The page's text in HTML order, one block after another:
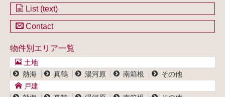
不動産を売却したい方
不動産買取システム
土地一覧
マンション一覧
事業用物件一覧
List (text)
土地一覧
マンション一覧
事業用物件一覧
Contact
ブログ
プライバシーポリシー
サイトポリシー
物件別エリア一覧
土地
熱海
真鶴 湯河原 南箱根
その他
戸建